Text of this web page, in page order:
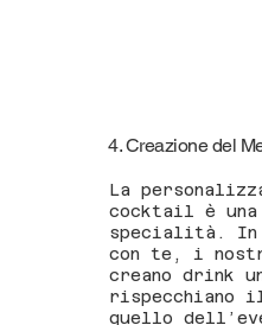
4. Creazione del
La
cocktail è
specialità. In
con te, i
creano drink
quello